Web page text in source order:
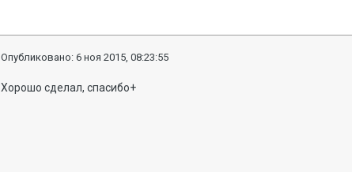
Опубликовано:6 ноя 2015, 08:23:55
Хорошо сделал, спасибо+